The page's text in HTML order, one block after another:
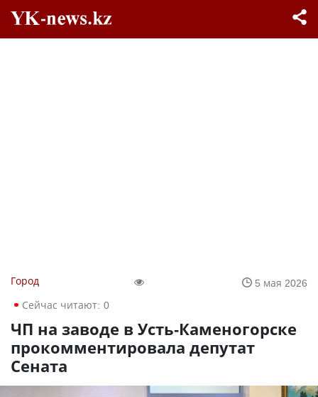
Город
5 мая 2026
Сейчас читают: 0
ЧП на заводе в Усть-Каменогорске
прокомментировала депутат
Сената